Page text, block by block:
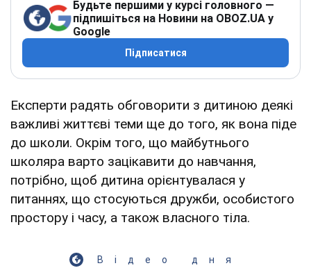
Будьте першими у курсі головного —
підпишіться на Новини на OBOZ.UA у
Google
Підписатися
Експерти радять обговорити з дитиною деякі
важливі життєві теми ще до того, як вона піде
до школи. Окрім того, що майбутнього
школяра варто зацікавити до навчання,
потрібно, щоб дитина орієнтувалася у
питаннях, що стосуються дружби, особистого
простору і часу, а також власного тіла.
Відео дня